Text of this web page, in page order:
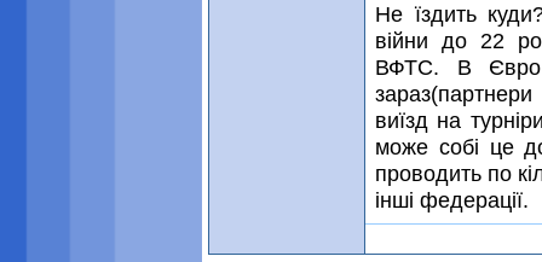
Не їздить
війни до 22
ВФТС. В
виїзд на
може собі це
проводить по
інші федерації.